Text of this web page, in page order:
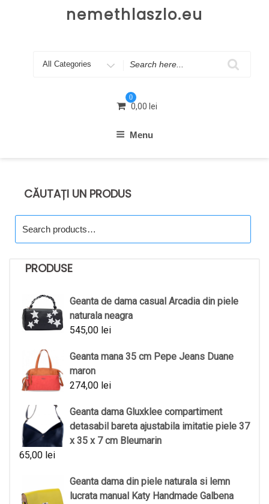
nemethlaszlo.eu
Search
0
0,00 lei
Menu
CĂUTAȚI UN PRODUS
for:
PRODUSE
Geanta de dama casual Arcadia din piele
naturala neagra
545,00 lei
Geanta mana 35 cm Pepe Jeans Duane
maron
274,00 lei
Geanta dama Gluxklee compartiment
detasabil bareta ajustabila imitatie piele 37
x 35 x 7 cm Bleumarin
65,00 lei
Geanta dama din piele naturala si lemn
lucrata manual Katy Handmade Galbena